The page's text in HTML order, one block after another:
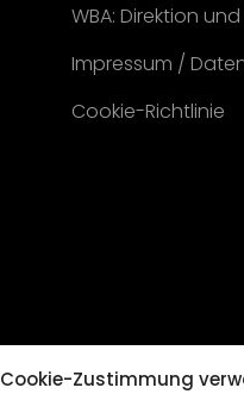
Cookie-Zustimmung
WBA: Direktion
Impressum /
Cookie-Richtlinie